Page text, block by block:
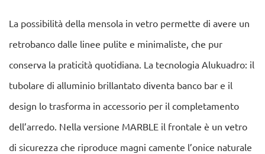
La possibilità della mensola in vetro permette di avere un
retrobanco dalle linee pulite e minimaliste, che pur
conserva la praticità quotidiana. La tecnologia Alukuadro: il
tubolare di alluminio brillantato diventa banco bar e il
design lo trasforma in accessorio per il completamento
dell’arredo. Nella versione MARBLE il frontale è un vetro
di sicurezza che riproduce magni camente l’onice naturale